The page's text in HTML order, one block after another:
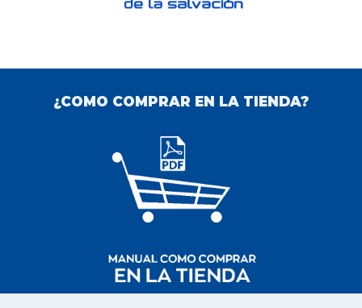
¿COMO COMPRAR EN LA TIENDA?